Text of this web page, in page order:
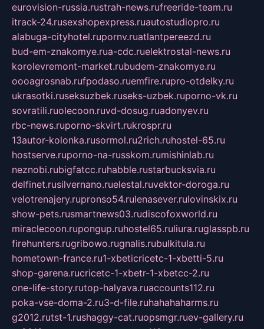
eurovision-russia.rustrah-news.rufreeride-team.ru
itrack-24.rusexshopexpress.ruautostudiopro.ru
alabuga-cityhotel.rupornv.ruatlantpereezd.ru
bud-em-znakomye.rua-cdc.ruelektrostal-news.ru
korolevremont-market.rubudem-znakomye.ru
oooagrosnab.rufpodaso.ruemfire.rupro-otdelky.ru
ukrasotki.ruseksuzbek.ruseks-uzbek.ruporno-vk.ru
sovratili.ruolecoon.ruvd-dosug.ruadonyev.ru
rbc-news.ruporno-skvirt.rukrospr.ru
13autor-kolonka.rusormol.ru2rich.ruhostel-65.ru
hostserve.ruporno-na-russkom.rumishinlab.ru
neznobi.rubigfatcc.ruhabble.rustarbucksvia.ru
delfinet.rusilvernano.ruelestal.ruvektor-doroga.ru
velotrenajery.rupronso54.rulenasever.rulovinskix.ru
show-pets.rusmartnews03.rudiscofoxworld.ru
miraclecoon.rupongup.ruhostel65.ruliura.ruglasspb.ru
firehunters.rugribowo.rugnalis.rubulkitula.ru
hometown-france.ru1-xbeticricetc-1-xbetti-5.ru
shop-garena.rucricetc-1-xbetr-1-xbetcc-2.ru
one-life-story.rutop-halyava.ruaccounts112.ru
poka-vse-doma-2.ru3-d-file.ruhahahaharms.ru
g2012.rutst-1.rushaggy-cat.ruopsmgr.ruev-gallery.ru